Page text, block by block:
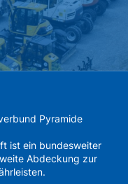
Pyramide
ist ein bundesweiter
Abdeckung zur